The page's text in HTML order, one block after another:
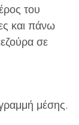
του
και πάνω
σε
μέσης.